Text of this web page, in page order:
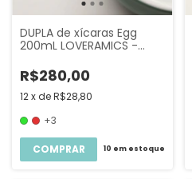
DUPLA de xícaras Egg
200mL LOVERAMICS -
R$280,00
12xdeR$28,80
+3
COMPRAR 10 em estoque